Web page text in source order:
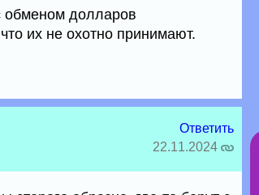
обменом долларов
их не охотно принимают.
Ответить
22.11.2024